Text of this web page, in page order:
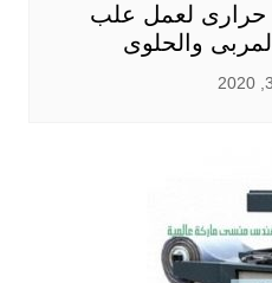
حرارى لعمل علب
والحلوى